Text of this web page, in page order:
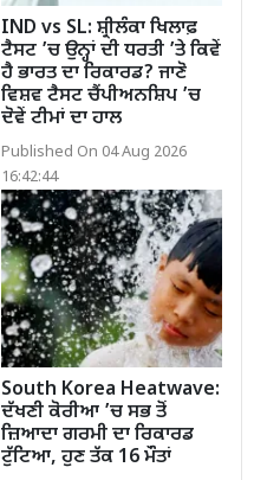
IND vs SL: ਸ਼੍ਰੀਲੰਕਾ ਖਿਲਾਫ਼
ਟੈਸਟ ’ਚ ਉਨ੍ਹਾਂ ਦੀ ਧਰਤੀ ’ਤੇ ਕਿਵੇਂ
ਹੈ ਭਾਰਤ ਦਾ ਰਿਕਾਰਡ? ਜਾਣੋ
ਵਿਸ਼ਵ ਟੈਸਟ ਚੈਂਪੀਅਨਸ਼ਿਪ ’ਚ
ਦੋਵੇਂ ਟੀਮਾਂ ਦਾ ਹਾਲ
Published On 04 Aug 2026
16:42:44
South Korea Heatwave:
ਦੱਖਣੀ ਕੋਰੀਆ ’ਚ ਸਭ ਤੋਂ
ਜ਼ਿਆਦਾ ਗਰਮੀ ਦਾ ਰਿਕਾਰਡ
ਟੁੱਟਿਆ, ਹੁਣ ਤੱਕ 16 ਮੌਤਾਂ